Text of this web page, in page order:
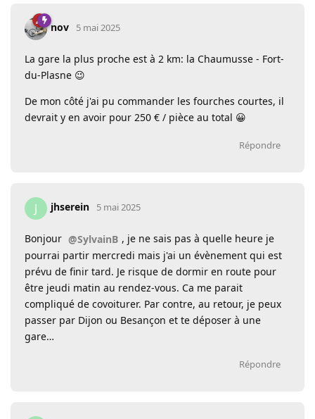
nov 5 mai 2025
La gare la plus proche est à 2 km: la Chaumusse - Fort-
du-Plasne 😉
De mon côté j'ai pu commander les fourches courtes, il
devrait y en avoir pour 250 € / pièce au total 😀
Répondre
J jhserein 5 mai 2025
Bonjour @SylvainB , je ne sais pas à quelle heure je
pourrai partir mercredi mais j'ai un évènement qui est
prévu de finir tard. Je risque de dormir en route pour
être jeudi matin au rendez-vous. Ca me parait
compliqué de covoiturer. Par contre, au retour, je peux
passer par Dijon ou Besançon et te déposer à une
gare…
Répondre